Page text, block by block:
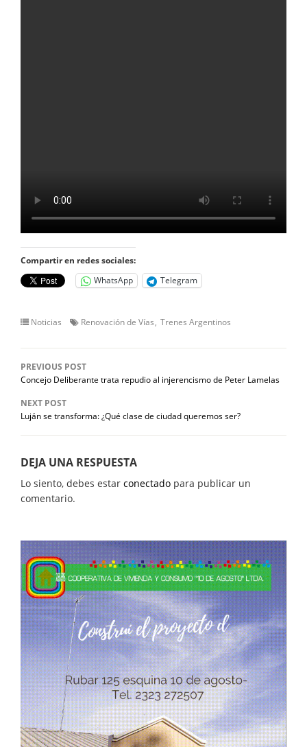
Compartir en redes sociales:
WhatsApp
Telegram
Noticias Renovación de Vías Trenes Argentinos
PREVIOUS POST
Concejo Deliberante trata repudio al injerencismo de Peter Lamelas
NEXT POST
Luján se transforma: ¿Qué clase de ciudad queremos ser?
DEJA UNA RESPUESTA
Lo siento, debes estar conectado para publicar un
comentario.